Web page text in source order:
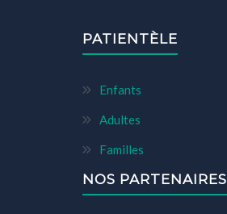
PATIENTÈLE
Enfants
Adultes
Familles
NOS PARTENAIRES